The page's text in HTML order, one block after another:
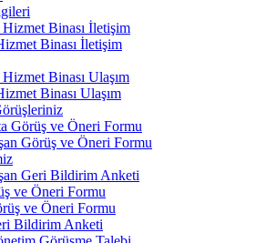
Binası İletişim
Binası İletişim
Binası Ulaşım
Binası Ulaşım
Görüş ve Öneri Formu
Görüş ve Öneri Formu
Geri Bildirim Anketi
ve Öneri Formu
ve Öneri Formu
Bildirim Anketi